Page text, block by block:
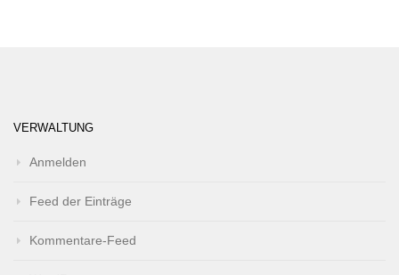
VERWALTUNG
Anmelden
Feed der Einträge
Kommentare-Feed